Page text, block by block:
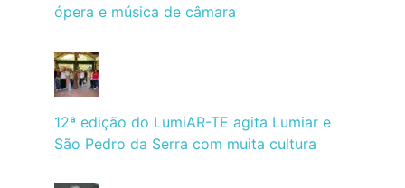
ópera e música de câmara
12ª edição do LumiAR-TE agita Lumiar e
São Pedro da Serra com muita cultura